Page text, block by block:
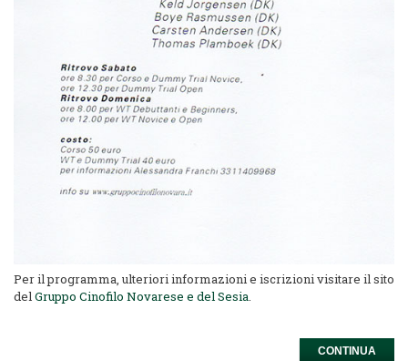
Per il programma, ulteriori informazioni e iscrizioni visitare il sito
del Gruppo Cinofilo Novarese e del Sesia
CONTINUA